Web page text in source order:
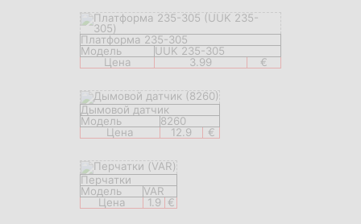
Платформа 235-305
Модель
UUK 235-305
Цена
3.99 €
Дымовой датчик
Модель
8260
Цена
12.9 €
Перчатки
Модель
VAR
Цена
1.9 €